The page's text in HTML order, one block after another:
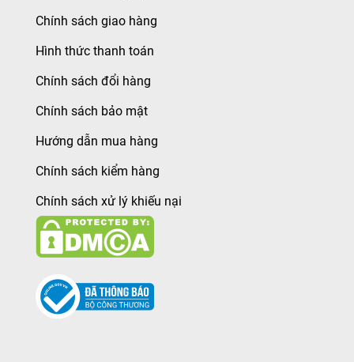
Chính sách giao hàng
Hình thức thanh toán
Chính sách đổi hàng
Chính sách bảo mật
Hướng dẫn mua hàng
Chính sách kiểm hàng
Chính sách xử lý khiếu nại